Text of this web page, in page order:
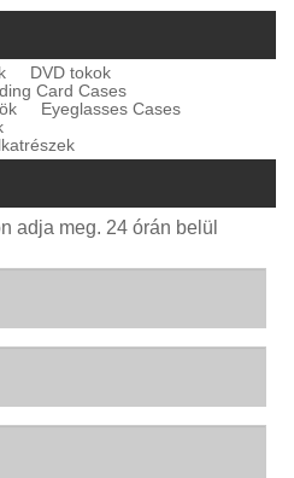
DVD tokok
Card Cases
Eyeglasses Cases
adja meg. 24 órán belül